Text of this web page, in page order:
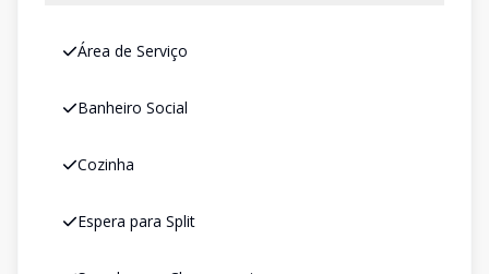
Área de Serviço
Banheiro Social
Cozinha
Espera para Split